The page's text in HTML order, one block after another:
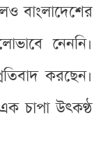
বাংলাদেশের
নেননি।
করছেন।
চাপা উৎকণ্ঠ